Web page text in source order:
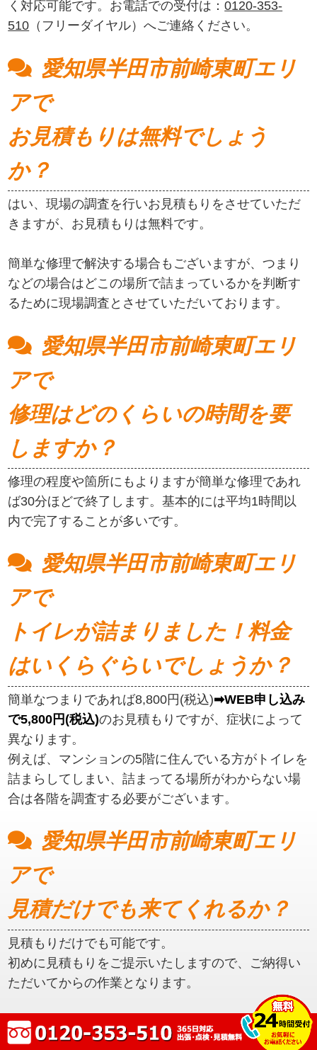
く対応可能です。お電話での受付は：0120-353-
510 （フリーダイヤル）へご連絡ください。
愛知県半田市前崎東町エリ
アで
お見積もりは無料でしょう
か？
はい、現場の調査を行いお見積もりをさせていただ
きますが、お見積もりは無料です。
簡単な修理で解決する場合もございますが、つまり
などの場合はどこの場所で詰まっているかを判断す
るために現場調査とさせていただいております。
愛知県半田市前崎東町エリ
アで
修理はどのくらいの時間を要
しますか？
修理の程度や箇所にもよりますが簡単な修理であれ
ば30分ほどで終了します。基本的には平均1時間以
内で完了することが多いです。
愛知県半田市前崎東町エリ
アで
トイレが詰まりました！料金
はいくらぐらいでしょうか？
簡単なつまりであれば8,800円(税込)➡WEB申し込み
で5,800円(税込)のお見積もりですが、症状によって
異なります。
例えば、マンションの5階に住んでいる方がトイレを
詰まらしてしまい、詰まってる場所がわからない場
合は各階を調査する必要がございます。
愛知県半田市前崎東町エリ
アで
見積だけでも来てくれるか？
見積もりだけでも可能です。
初めに見積もりをご提示いたしますので、ご納得い
ただいてからの作業となります。
愛知県半田市前崎東町エリ